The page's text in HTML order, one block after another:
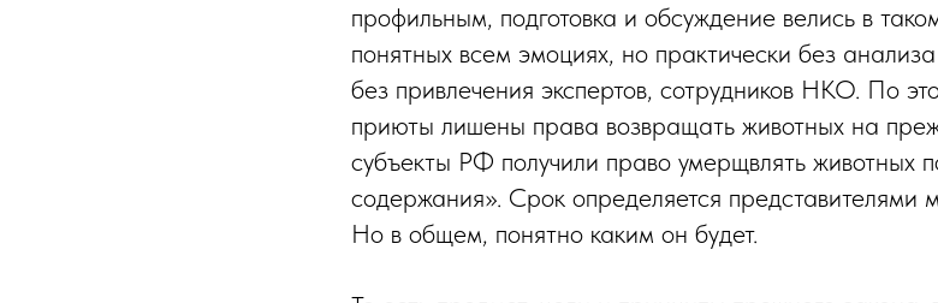
профильным, подготовка и обсуждение велись в
понятных всем эмоциях, но практически без
без привлечения экспертов, сотрудников НКО. По
приюты лишены права возвращать животных на
субъекты РФ получили право умерщвлять животных
содержания». Срок определяется представителями
Но в общем, понятно каким он будет.